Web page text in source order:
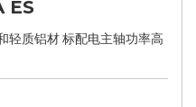
ES
轻质铝材 标配电主轴功率高